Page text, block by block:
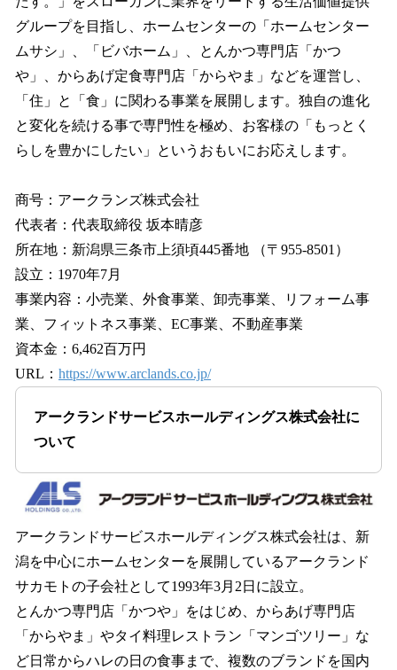
グループを目指し、ホームセンターの「ホームセンター
ムサシ」、「ビバホーム」、とんかつ専門店「かつ
や」、からあげ定食専門店「からやま」などを運営し、
「住」と「食」に関わる事業を展開します。独自の進化
と変化を続ける事で専門性を極め、お客様の「もっとく
らしを豊かにしたい」というおもいにお応えします。
商号：アークランズ株式会社
代表者：代表取締役 坂本晴彦
所在地：新潟県三条市上須頃445番地 （〒955-8501）
設立：1970年7月
事業内容：小売業、外食事業、卸売事業、リフォーム事
業、フィットネス事業、EC事業、不動産事業
資本金：6,462百万円
URL： https://www.arclands.co.jp/
アークランドサービスホールディングス株式会社に
ついて
アークランドサービスホールディングス株式会社は、新
潟を中心にホームセンターを展開しているアークランド
サカモトの子会社として1993年3月2日に設立。
とんかつ専門店「かつや」をはじめ、からあげ専門店
「からやま」やタイ料理レストラン「マンゴツリー」な
ど日常からハレの日の食事まで、複数のブランドを国内